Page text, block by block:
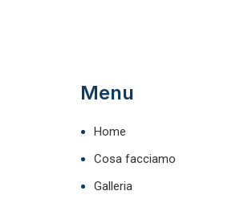
Menu
Home
Cosa facciamo
Galleria